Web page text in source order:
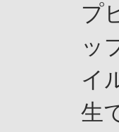
プ
ッ
イ
生